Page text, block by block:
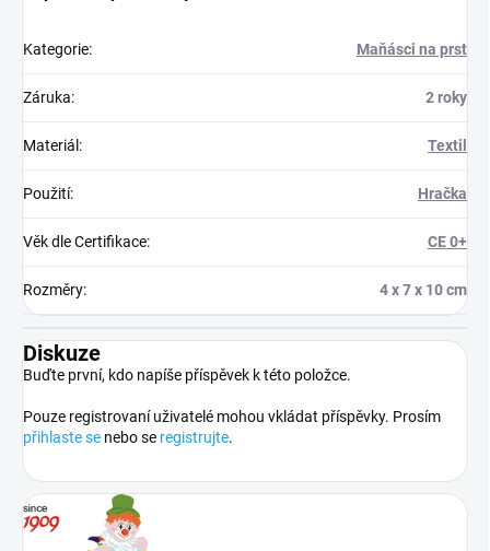
Kategorie: Maňásci na prst
Záruka: 2 roky
Materiál : Textil
Použití: Hračka
Věk dle Certifikace: CE 0+
Rozměry: 4 x 7 x 10 cm
Diskuze
Buďte první, kdo napíše příspěvek k této položce.
Pouze registrovaní uživatelé mohou vkládat příspěvky. Prosím
přihlaste se nebo se registrujte.